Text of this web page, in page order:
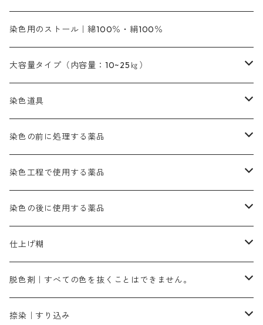
緑色系
茶色系
染料一覧ー100g入り
染料一覧ー500g入り
緑色系
茶色系
灰色系
黒色系
1kg
茶色｜20g入りのみ公開
灰色｜20g入りのみ公開
黒色
エロー ＭＧＲ｜明るい緑みの黄色
オレンヂMG｜黄みの橙色
オレンヂMGD（定番の色合い）
赤色系
レットMFB｜赤色（定番の色合い）
レットMG｜黄みの朱色
ピンクMB｜ピンク色
ローズMB｜鮮やかなピンク色）
青色系
ネビーブルーMB（定番の色合い）
ブルーMB（定番の色合い）
スカイブルーMG｜緑みの空色
紫色系
バイオレットMFB
緑色系
ダークグリンMG（定番の色合い）
グリーンMB｜緑色
茶色系
ダークブロンMFB｜こげ茶色
ブロンHNR｜こげ茶色
黒色系
ブラックMK（赤みの黒色）
ブラックMG（青みの黒色）
白色系（定番の色合い）
ネオホワイトR
群青
黒色｜在庫処分特価
緑色｜在庫処分特価
茶色｜在庫処分特価
カッチ｜茶系
霧島産・晩秋茶｜黄金色（赤みの黄色）｜準備中
アルミ媒染剤
鉄媒染剤
ソーダ灰｜アルカリ性のPH調整剤
藍染
ぶどう糖
ハイドロサルファイトコンク
染色用途のハンカチ・バンダナ
45cm×45cm（ハンカチ）｜端の始末も綿糸｜タグなし
54cm×54cm（バンダナ）｜端の始末も綿糸｜タグなし
ビスマークブロンB｜赤茶色
塩基性エロ―｜液体タイプ
ローダミンB｜赤紫色｜マゼンダ色
オリジナル染料｜スス竹色｜ミキセットファストブロンGR
インディゴピュア
アルカリ剤
ハイドロサルファイトコンク
酸性剤
45cm×45cm（ハンカチ）｜端の始末も綿糸｜タグなし
54cm×54cm（バンダナ）｜端の始末も綿糸｜タグなし
染色用のストール｜綿100％・絹100％
大容量タイプ（内容量：10~25㎏）
芒硝｜綿の染色時の吸収促進剤
ソーダ灰｜アルカリ性のPH調整剤
硫酸第一鉄｜鉄媒染剤
染色道具
刷毛
摺込み刷毛（スリコミハケ）ー夏毛（硬いタイプ）
摺込み刷毛（スリコミハケ）ー冬毛（柔らかいタイプ）
ローケツ筆
ローケツ用筆｜1本～販売
ローケツ用筆ー10%off｜20本セットお取り寄せ品
洋型紙（9番手｜中薄口、10番手｜中厚口）
有償サンプル品｜約20cm×27cm
洋型紙9番手｜中薄口｜約54cm×110cm
張木｜入荷待ち
伸子
型洗いブラシ
染色の前に処理する薬品
精練剤｜汚れ落とし剤｜針状マルセル石鹸
糊落とし剤｜ソルベンCA
濃染処理剤｜ソルバックスPS－900
染色工程で使用する薬品
染料の吸収促進剤
酢酸｜絹・羊毛・ナイロンに使用する
芒硝｜綿・麻の染色に使用する。
染料のムラ染め抑制剤（均染剤）
アゾリン200％｜綿・麻・絹・羊毛・ナイロンの染色
レオニールEHC｜反応染料用
染料の浸透剤
ソルバライトS-70｜各種繊維の浸し染めに使用可能
染料の定着向上剤
染色の後に使用する薬品
ソーピング剤｜未定着の染料を除去すること
ネオポールB－300｜反応染料のソーピング剤
仕上げ剤｜柔軟・平滑剤
白場汚染防止剤
仕上げ糊
カルボキシメチルセルロース（CMC）
海藻系
脱色剤｜すべての色を抜くことはできません。
脱色剤
捺染｜すり込み